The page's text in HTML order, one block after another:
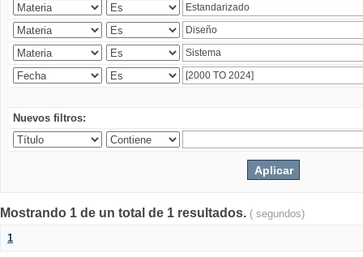
Nuevos filtros:
Mostrando 1 de un total de 1 resultados. ( segundos)
1